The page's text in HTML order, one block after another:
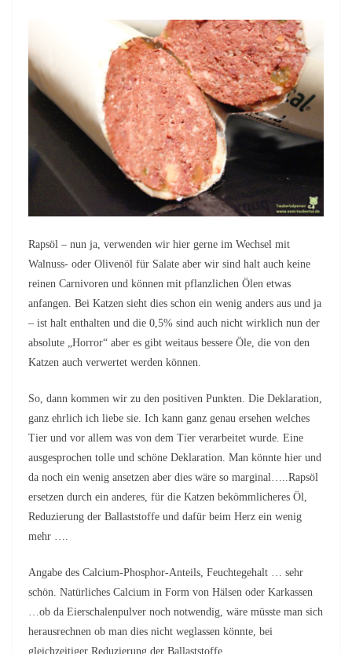
Rapsöl – nun ja, verwenden wir hier gerne im Wechsel mit
Walnuss- oder Olivenöl für Salate aber wir sind halt auch keine
reinen Carnivoren und können mit pflanzlichen Ölen etwas
anfangen. Bei Katzen sieht dies schon ein wenig anders aus und ja
– ist halt enthalten und die 0,5% sind auch nicht wirklich nun der
absolute „Horror“ aber es gibt weitaus bessere Öle, die von den
Katzen auch verwertet werden können.
So, dann kommen wir zu den positiven Punkten. Die Deklaration,
ganz ehrlich ich liebe sie. Ich kann ganz genau ersehen welches
Tier und vor allem was von dem Tier verarbeitet wurde. Eine
ausgesprochen tolle und schöne Deklaration. Man könnte hier und
da noch ein wenig ansetzen aber dies wäre so marginal…..Rapsöl
ersetzen durch ein anderes, für die Katzen bekömmlicheres Öl,
Reduzierung der Ballaststoffe und dafür beim Herz ein wenig
mehr ….
Angabe des Calcium-Phosphor-Anteils, Feuchtegehalt … sehr
schön. Natürliches Calcium in Form von Hälsen oder Karkassen
…ob da Eierschalenpulver noch notwendig, wäre müsste man sich
herausrechnen ob man dies nicht weglassen könnte, bei
gleichzeitiger Reduzierung der Ballaststoffe.